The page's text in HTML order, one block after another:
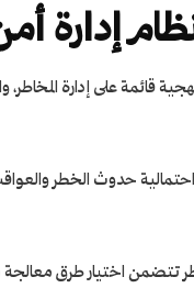
إدارة
قائمة على إدارة
حدوث الخطر
تتضمن اختيار طرق معالجة